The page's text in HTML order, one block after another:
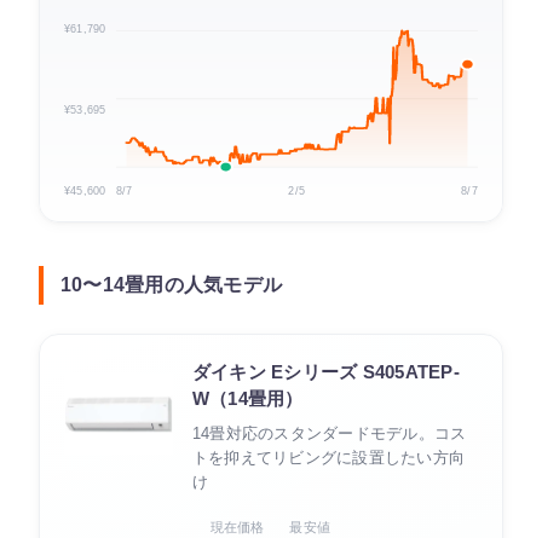
¥61,790
¥53,695
¥45,600 8/7 2/5 8/7
10〜14畳用の人気モデル
ダイキン Eシリーズ S405ATEP-
W（14畳用）
14畳対応のスタンダードモデル。コス
トを抑えてリビングに設置したい方向
け
現在価格 最安値